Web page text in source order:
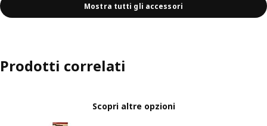
Mostra tutti gli accessori
Prodotti correlati
Scopri altre opzioni